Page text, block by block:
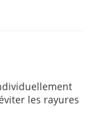
les rayures